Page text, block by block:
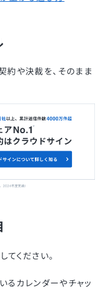
約や決裁を、そのまま
ください。
るカレンダーやチャッ